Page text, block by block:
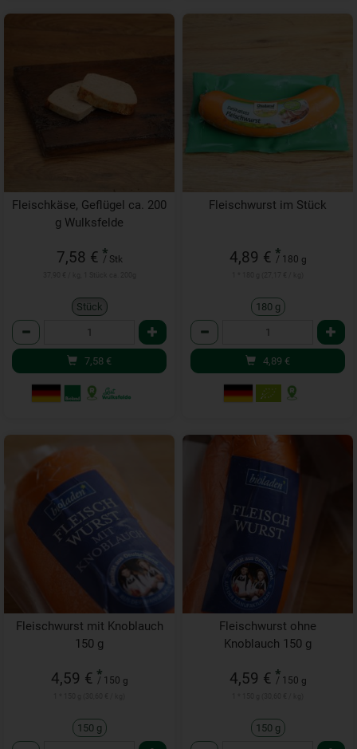
Fleischkäse, Geflügel ca. 200
g Wulksfelde
7,58 € *
/ Stk
Stück
Anzahl
7,58 €
Fleischwurst im Stück
4,89 € *
/ 180 g
180 g
Anzahl
4,89 €
Fleischwurst mit Knoblauch
150 g
4,59 € *
/ 150 g
150 g
Fleischwurst ohne
Knoblauch 150 g
4,59 € *
/ 150 g
150 g